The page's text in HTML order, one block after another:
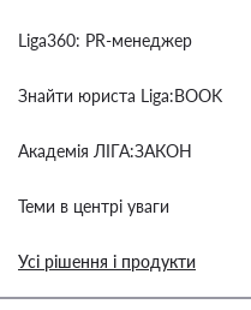
Liga360: PR-менеджер
Знайти юриста Liga:BOOK
Академія ЛІГА:ЗАКОН
Теми в центрі уваги
Усі рішення і продукти